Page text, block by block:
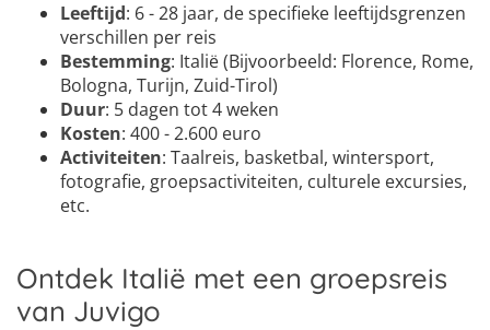
Leeftijd: 6 - 28 jaar, de specifieke leeftijdsgrenzen
verschillen per reis
Bestemming: Italië (Bijvoorbeeld: Florence, Rome,
Bologna, Turijn, Zuid-Tirol)
Duur: 5 dagen tot 4 weken
Kosten: 400 - 2.600 euro
Activiteiten: Taalreis, basketbal, wintersport,
fotografie, groepsactiviteiten, culturele excursies,
etc.
Ontdek Italië met een groepsreis
van Juvigo